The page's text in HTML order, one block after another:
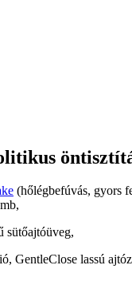
(hőlégbefúvás, gyors
sütőajtóüveg,
GentleClose lassú